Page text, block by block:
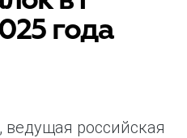
года
, ведущая российская